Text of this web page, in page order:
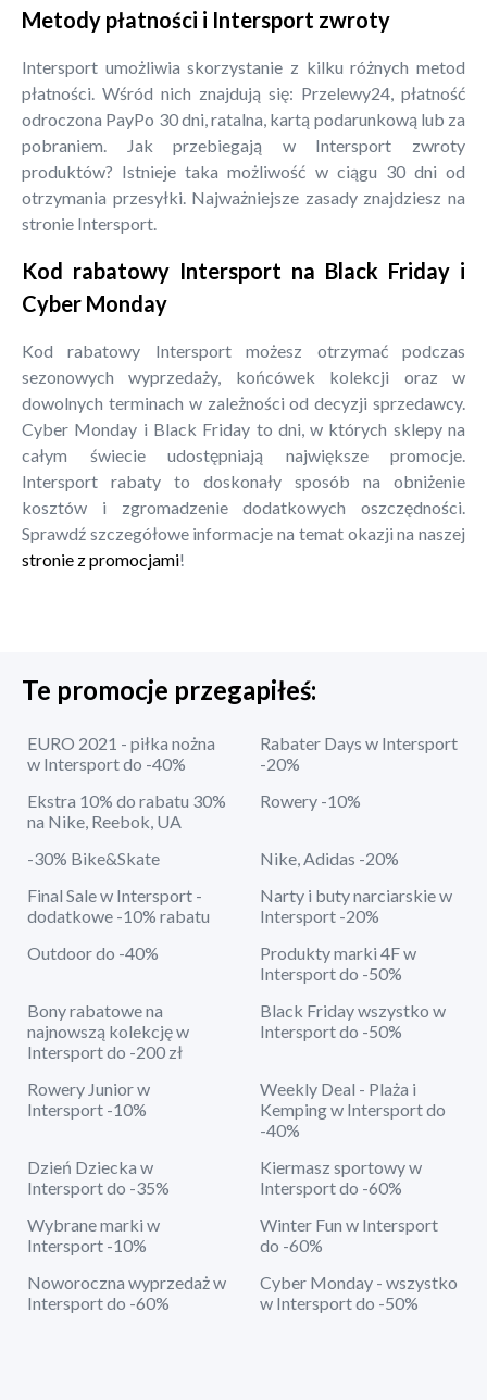
Metody płatności i Intersport zwroty
Intersport umożliwia skorzystanie z kilku różnych metod
płatności. Wśród nich znajdują się: Przelewy24, płatność
odroczona PayPo 30 dni, ratalna, kartą podarunkową lub za
pobraniem. Jak przebiegają w Intersport zwroty
produktów? Istnieje taka możliwość w ciągu 30 dni od
otrzymania przesyłki. Najważniejsze zasady znajdziesz na
stronie Intersport.
Kod rabatowy Intersport na Black Friday i
Cyber Monday
Kod rabatowy Intersport możesz otrzymać podczas
sezonowych wyprzedaży, końcówek kolekcji oraz w
dowolnych terminach w zależności od decyzji sprzedawcy.
Cyber Monday i Black Friday to dni, w których sklepy na
całym świecie udostępniają największe promocje.
Intersport rabaty to doskonały sposób na obniżenie
kosztów i zgromadzenie dodatkowych oszczędności.
Sprawdź szczegółowe informacje na temat okazji na naszej
stronie z promocjami!
Te promocje przegapiłeś:
EURO 2021 - piłka nożna
w Intersport do -40%
Rabater Days w Intersport
-20%
Ekstra 10% do rabatu 30%
na Nike, Reebok, UA
Rowery -10%
-30% Bike&Skate
Nike, Adidas -20%
Final Sale w Intersport -
dodatkowe -10% rabatu
Narty i buty narciarskie w
Intersport -20%
Outdoor do -40%
Produkty marki 4F w
Intersport do -50%
Bony rabatowe na
najnowszą kolekcję w
Intersport do -200 zł
Black Friday wszystko w
Intersport do -50%
Rowery Junior w
Intersport -10%
Weekly Deal - Plaża i
Kemping w Intersport do
-40%
Dzień Dziecka w
Intersport do -35%
Kiermasz sportowy w
Intersport do -60%
Wybrane marki w
Intersport -10%
Winter Fun w Intersport
do -60%
Noworoczna wyprzedaż w
Intersport do -60%
Cyber Monday - wszystko
w Intersport do -50%